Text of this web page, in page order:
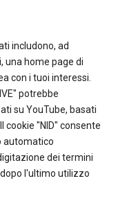
includono, ad
una home page di
con i tuoi interessi.
potrebbe
su YouTube, basati
cookie "NID" consente
automatico
dei termini
l'ultimo utilizzo